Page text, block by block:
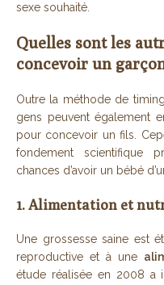
sexe souhaité.
Quelles sont les
concevoir un
Outre la méthode de
gens peuvent également
pour concevoir un fils.
fondement scientifique
chances d’avoir un bébé
1. Alimentation et
Une grossesse saine est
reproductive et à une
étude réalisée en 2008 a